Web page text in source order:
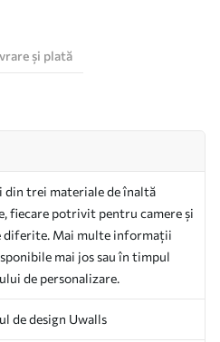
și plată
din trei materiale de înaltă
fiecare potrivit pentru camere și
diferite. Mai multe informații
mai jos sau în timpul
de personalizare.
de design Uwalls